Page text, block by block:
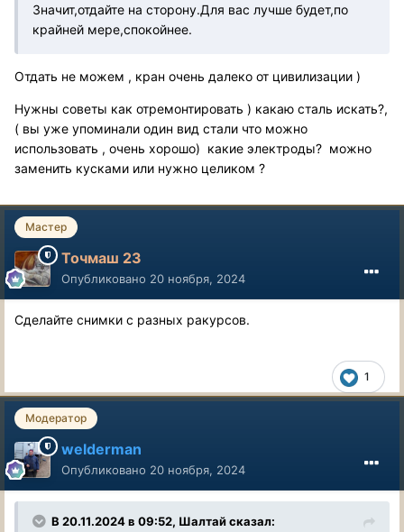
Значит,отдайте на сторону.Для вас лучше будет,по
крайней мере,спокойнее.
Отдать не можем , кран очень далеко от цивилизации )
Нужны советы как отремонтировать ) какаю сталь искать?,
( вы уже упоминали один вид стали что можно
использовать , очень хорошо) какие электроды? можно
заменить кусками или нужно целиком ?
Мастер
Точмаш 23
Опубликовано 20 ноября, 2024
Сделайте снимки с разных ракурсов.
1
Модератор
welderman
Опубликовано 20 ноября, 2024
В 20.11.2024 в 09:52, Шалтайсказал: